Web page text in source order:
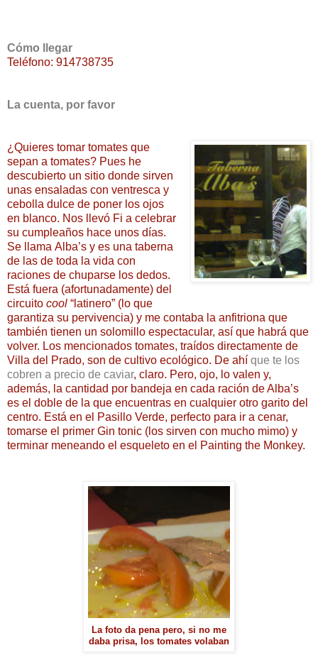
Cómo llegar
Teléfono: 914738735
La cuenta, por favor
¿Quieres tomar tomates que
sepan a tomates? Pues he
descubierto un sitio donde sirven
unas ensaladas con ventresca y
cebolla dulce de poner los ojos
en blanco. Nos llevó Fi a celebrar
su cumpleaños hace unos días.
Se llama Alba’s y es una taberna
de las de toda la vida con
raciones de chuparse los dedos.
Está fuera (afortunadamente) del
circuito cool “latinero” (lo que
garantiza su pervivencia) y me contaba la anfitriona que
también tienen un solomillo espectacular, así que habrá que
volver. Los mencionados tomates, traídos directamente de
Villa del Prado, son de cultivo ecológico. De ahí que te los
cobren a precio de caviar, claro. Pero, ojo, lo valen y,
además, la cantidad por bandeja en cada ración de Alba’s
es el doble de la que encuentras en cualquier otro garito del
centro. Está en el Pasillo Verde, perfecto para ir a cenar,
tomarse el primer Gin tonic (los sirven con mucho mimo) y
terminar meneando el esqueleto en el Painting the Monkey.
La foto da pena pero, si no me
daba prisa, los tomates volaban